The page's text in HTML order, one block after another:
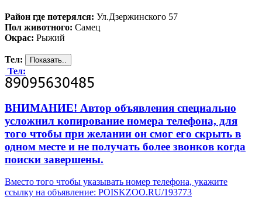
Район где потерялся: Ул.Дзержинского 57
Пол животного: Самец
Окрас: Рыжий
Тел:
Тел:
ВНИМАНИЕ! Автор объявления специально
усложнил копирование номера телефона, для
того чтобы при желании он смог его скрыть в
одном месте и не получать более звонков когда
поиски завершены.
Вместо того чтобы указывать номер телефона, укажите
ссылку на объявление: POISKZOO.RU/193773